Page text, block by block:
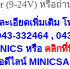
(9-24V) หรือถ่
ะเอียดเพิ่มเติม
332464 ,
หรือ คลิกที่
ดีไลน์